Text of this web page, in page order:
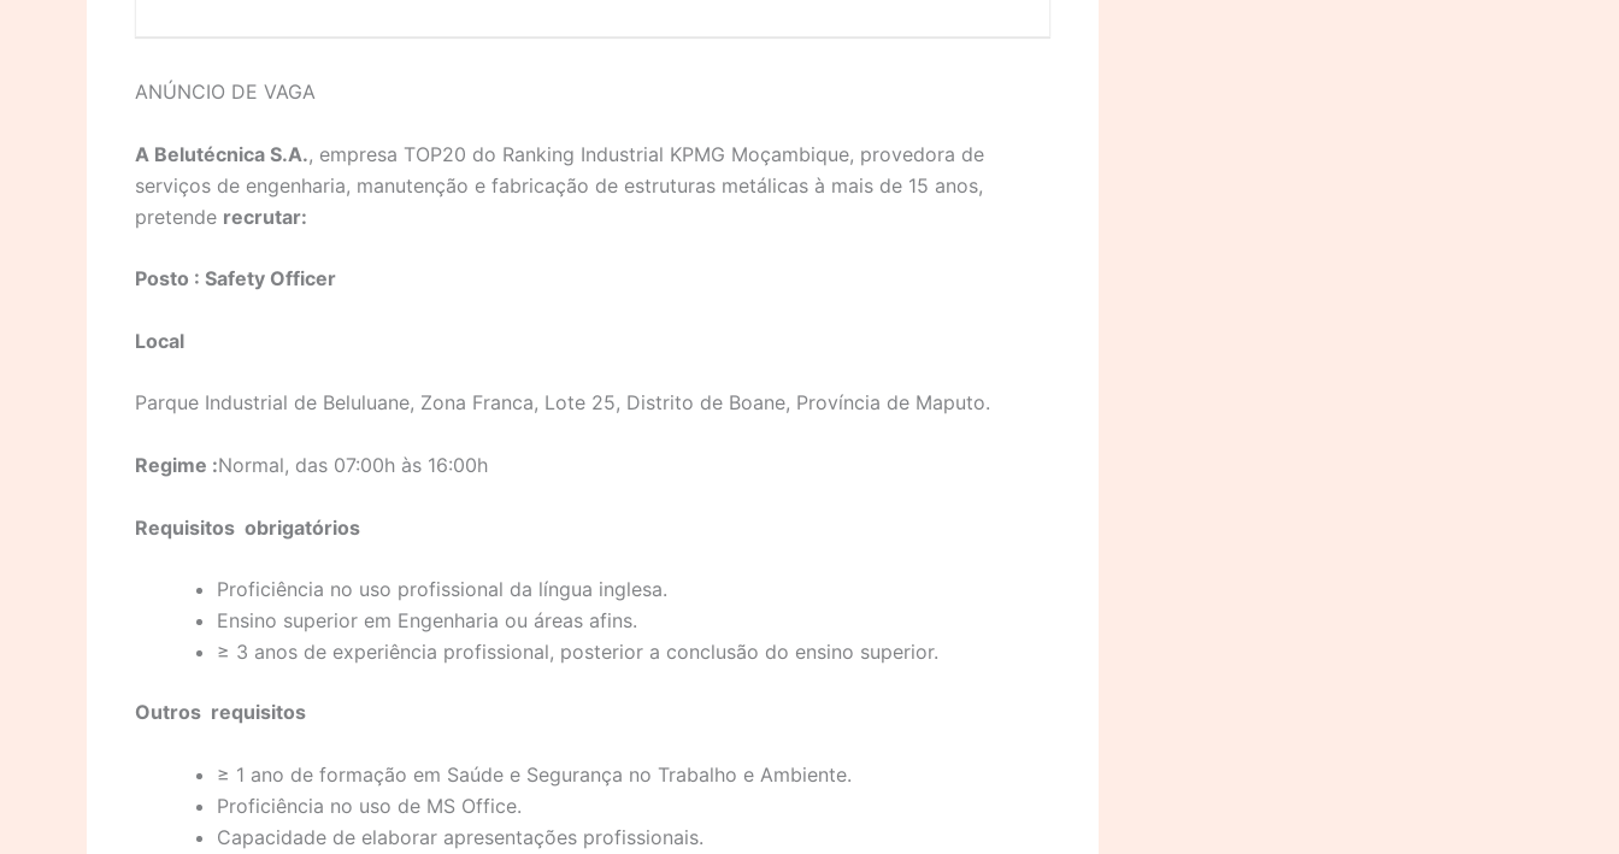
ANÚNCIO DE VAGA
A Belutécnica S.A., empresa TOP20 do Ranking Industrial KPMG Moçambique, provedora de
serviços de engenharia, manutenção e fabricação de estruturas metálicas à mais de 15 anos,
pretende recrutar:
Posto : Safety Officer
Local
Parque Industrial de Beluluane, Zona Franca, Lote 25, Distrito de Boane, Província de Maputo.
Regime :Normal, das 07:00h às 16:00h
Requisitos obrigatórios
Proficiência no uso profissional da língua inglesa.
Ensino superior em Engenharia ou áreas afins.
≥ 3 anos de experiência profissional, posterior a conclusão do ensino superior.
Outros requisitos
≥ 1 ano de formação em Saúde e Segurança no Trabalho e Ambiente.
Proficiência no uso de MS Office.
Capacidade de elaborar apresentações profissionais.